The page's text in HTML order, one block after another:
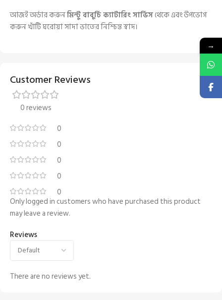
আজই অর্ডার করুনমিন্টু বাবুর্চি ক্যাটারিং সার্ভিসথেকে এবং উপভোগ
করুন খাঁটি ঘরোয়া সাদা ভাতের নিশ্চিন্ত স্বাদ।
Customer Reviews
0 reviews
0
0
0
0
0
Reviews
There are no reviews yet.
Only logged in customers who have purchased this product
may leave a review.
→